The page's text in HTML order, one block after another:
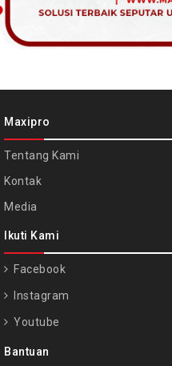
Maxipro
Tentang Kami
Kontak
Media
Ikuti Kami
Facebook
Instagram
Youtube
Bantuan